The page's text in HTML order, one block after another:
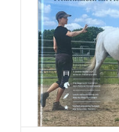
· Leicht
by-Step-